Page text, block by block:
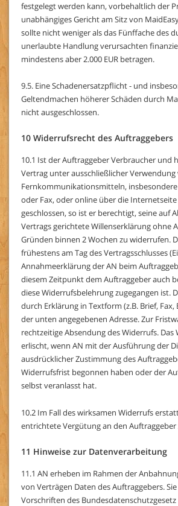
festgelegt werden kann, vorbehaltlich der
unabhängiges Gericht am Sitz von
sollte nicht weniger als das Fünffache des
unerlaubte Handlung verursachten
mindestens aber 2.000 EUR betragen.
9.5. Eine Schadenersatzpflicht - und
Geltendmachen höherer Schäden durch
nicht ausgeschlossen.
10 Widerrufsrecht des Auftraggebers
10.1 Ist der Auftraggeber Verbraucher und
Vertrag unter ausschließlicher Verwendung
Fernkommunikationsmitteln, insbesondere
oder Fax, oder online über die
geschlossen, so ist er berechtigt, seine auf
Vertrags gerichtete Willenserklärung ohne
Gründen binnen 2 Wochen zu widerrufen.
frühestens am Tag des Vertragsschlusses
Annahmeerklärung der AN beim
diesem Zeitpunkt dem Auftraggeber auch
diese Widerrufsbelehrung zugegangen ist.
durch Erklärung in Textform (z.B. Brief, Fax,
der unten angegebenen Adresse. Zur
rechtzeitige Absendung des Widerrufs.
erlischt, wenn AN mit der Ausführung der
ausdrücklicher Zustimmung des
Widerrufsfrist begonnen haben oder der
selbst veranlasst hat.
10.2 Im Fall des wirksamen Widerrufs
entrichtete Vergütung an den Auftraggeber
11 Hinweise zur Datenverarbeitung
11.1 AN erheben im Rahmen der
von Verträgen Daten des Auftraggebers.
Vorschriften des